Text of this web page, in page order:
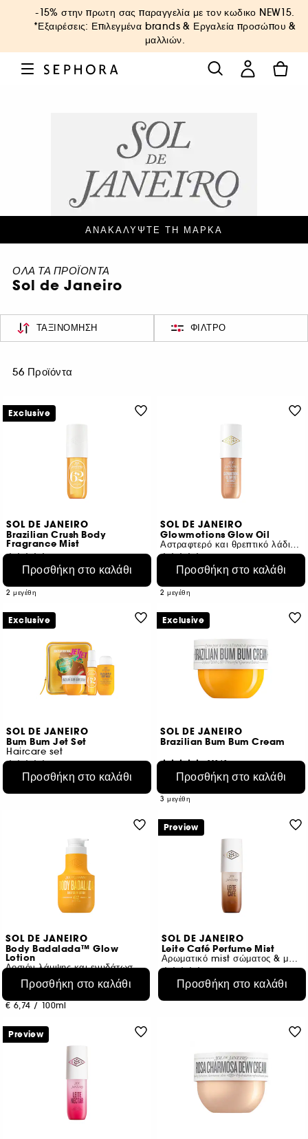
-15% στην πρωτη σας παραγγελία με τον κωδικο NEW15.
*Εξαιρέσεις: Επιλεγμένα brands & Εργαλεία προσώπου &
μαλλιών.
ΑΝΑΚΑΛΥΨΤΕ ΤΗ ΜΑΡΚΑ
ΟΛΑ ΤΑ ΠΡΟΪΟΝΤΑ
Sol de Janeiro
ΤΑΞΙΝΌΜΗΣΗ ΦΊΛΤΡΟ
56 Προϊόντα
SOL DE JANEIRO
Brazilian Crush Body
Fragrance Mist
8203
€ 25,95
2 μεγέθη
Προσθήκη στο καλάθι
Exclusive
SOL DE JANEIRO
Glowmotions Glow Oil
Αστραφτερό και θρεπτικό λάδι σώματος
2472
€ 30,95
2 μεγέθη
Προσθήκη στο καλάθι
SOL DE JANEIRO
Bum Bum Jet Set
Haircare set
226
€ 31,95
Προσθήκη στο καλάθι
Exclusive
SOL DE JANEIRO
Brazilian Bum Bum Cream
31868
€ 23,95
3 μεγέθη
Προσθήκη στο καλάθι
Exclusive
SOL DE JANEIRO
Body Badalada™ Glow
Lotion
Λοσιόν λάμψης και ενυδάτωσης για 24 ώρες
131
€ 26,95
€ 6,74 / 100ml
Προσθήκη στο καλάθι
SOL DE JANEIRO
Leite Café Perfume Mist
Αρωματικό mist σώματος & μαλλιών
82
€ 25,95
Προσθήκη στο καλάθι
Preview
Preview